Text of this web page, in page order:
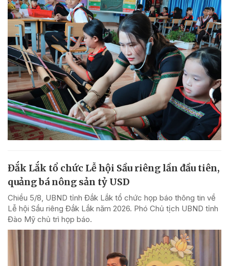
Đắk Lắk tổ chức Lễ hội Sầu riêng lần đầu tiên,
quảng bá nông sản tỷ USD
Chiều 5/8, UBND tỉnh Đắk Lắk tổ chức họp báo thông tin về
Lễ hội Sầu riêng Đắk Lắk năm 2026. Phó Chủ tịch UBND tỉnh
Đào Mỹ chủ trì họp báo.